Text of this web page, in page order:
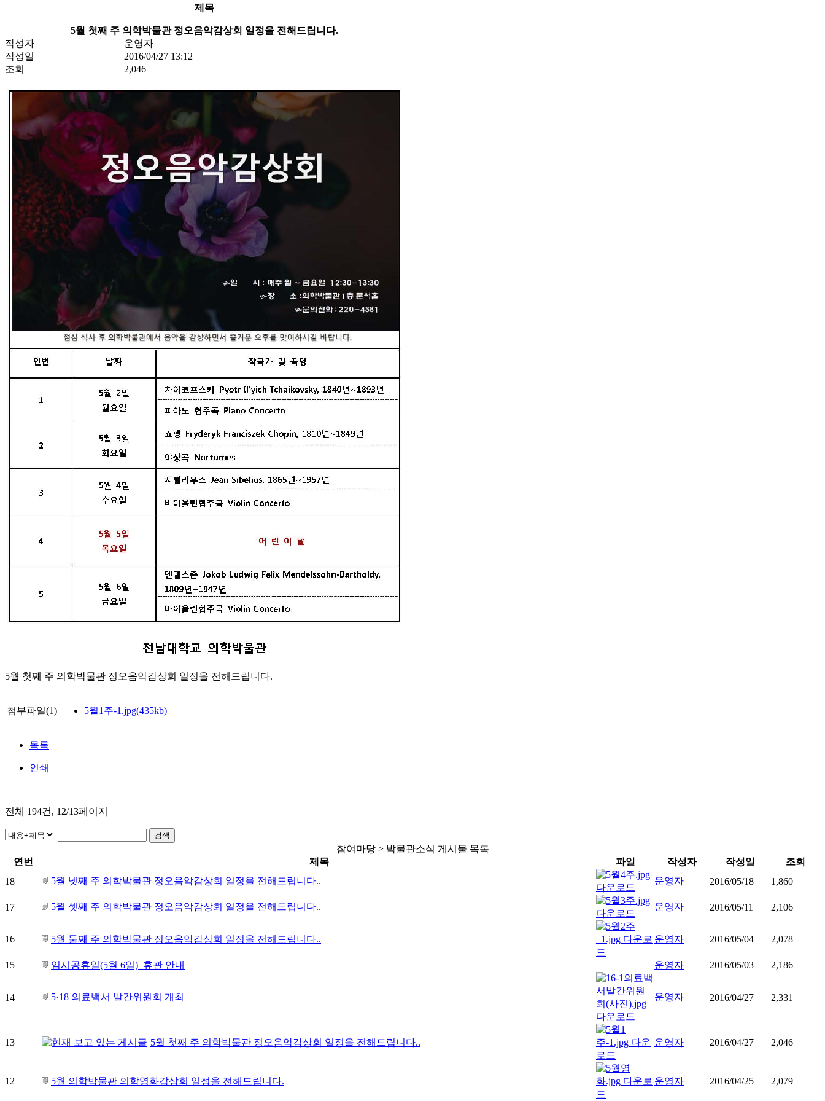
제목
5월 첫째 주 의학박물관 정오음악감상회 일정을 전해드립니다.
작성자
운영자
작성일
2016/04/27 13:12
조회
2,046
5월 첫째 주 의학박물관 정오음악감상회 일정을 전해드립니다.
첨부파일(1) 5월1주-1.jpg(435kb)
목록
인쇄
전체 194건, 12/13페이지
참여마당 > 박물관소식 게시물 목록
연번
제목 파일 작성자 작성일
조회
18
5월 넷째 주 의학박물관 정오음악감상회 일정을 전해드립니다.. 운영자 2016/05/18 1,860
17 5월 셋째 주 의학박물관 정오음악감상회 일정을 전해드립니다.. 운영자 2016/05/11 2,106
16 5월 둘째 주 의학박물관 정오음악감상회 일정을 전해드립니다.. 운영자 2016/05/04 2,078
15 임시공휴일(5월 6일) 휴관 안내 운영자 2016/05/03 2,186
14 5·18 의료백서 발간위원회 개최 운영자 2016/04/27 2,331
13 5월 첫째 주 의학박물관 정오음악감상회 일정을 전해드립니다.. 운영자 2016/04/27 2,046
12 5월 의학박물관 의학영화감상회 일정을 전해드립니다. 운영자 2016/04/25 2,079